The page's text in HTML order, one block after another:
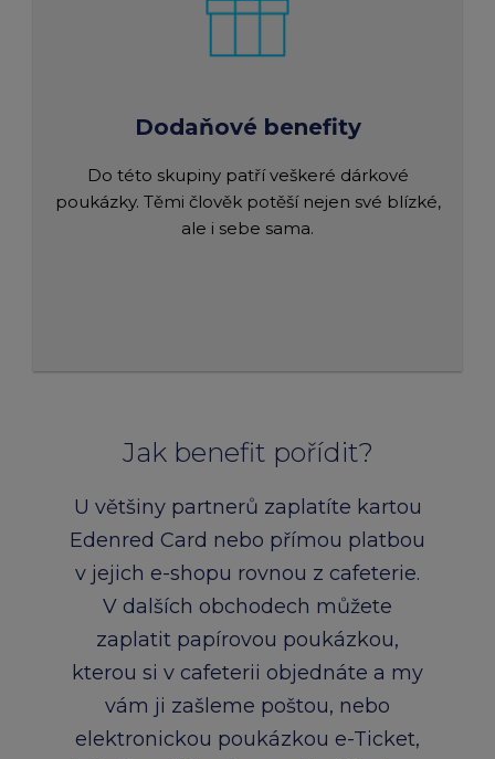
Dodaňové benefity
Do této skupiny patří veškeré dárkové
poukázky. Těmi člověk potěší nejen své blízké,
ale i sebe sama.
Jak benefit pořídit?
U většiny partnerů zaplatíte kartou
Edenred Card nebo přímou platbou
v jejich e-shopu rovnou z cafeterie.
V dalších obchodech můžete
zaplatit papírovou poukázkou,
kterou si v cafeterii objednáte a my
vám ji zašleme poštou, nebo
elektronickou poukázkou e-Ticket,